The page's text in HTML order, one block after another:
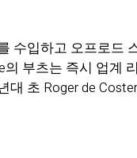
수입하고 오프로드
부츠는 즉시 업계
초 Roger de